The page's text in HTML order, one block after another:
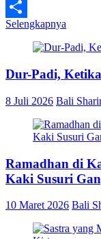
Line
Share
Selengkapnya
Dur-Padi,
8 Juli 2026 Bali
Ramadhan di
Kaki Susuri
10 Maret 2026 Bali